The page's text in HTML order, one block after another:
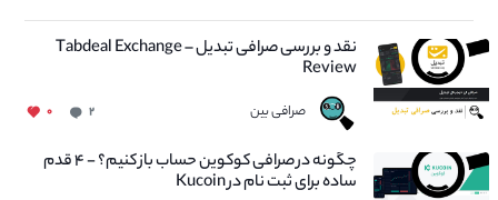
نقد و بررسی صرافی تبدیل – Tabdeal Exchange
Review
صرافی بین ۲ ۰
چگونه در صرافی کوکوین حساب باز کنیم؟ - ۴ قدم
ساده برای ثبت نام در Kucoin